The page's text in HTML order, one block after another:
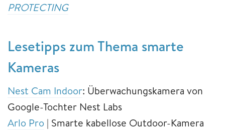
PROTECTING
Lesetipps zum Thema smarte
Kameras
Nest Cam Indoor: Überwachungskamera von
Google-Tochter Nest Labs
Arlo Pro | Smarte kabellose Outdoor-Kamera